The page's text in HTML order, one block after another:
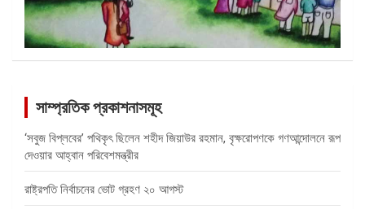
সাম্প্রতিক প্রকাশনাসমূহ
‘সবুজ বিপ্লবের’ পথিকৃৎ ছিলেন শহীদ জিয়াউর রহমান, বৃক্ষরোপণকে গণআন্দোলনে রূপ
দেওয়ার আহ্বান পরিবেশমন্ত্রীর
রাষ্ট্রপতি নির্বাচনের ভোট গ্রহণ ২০ আগস্ট